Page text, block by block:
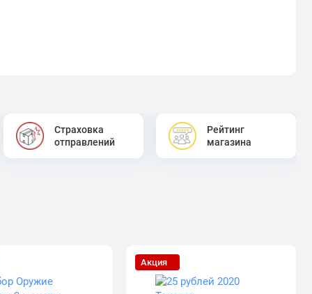
Страховка
отправлений
Рейтинг
магазина
Акция